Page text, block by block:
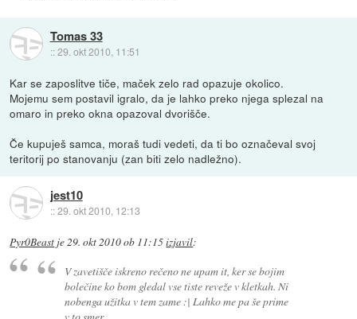
Tomas 33
::29. okt 2010, 11:51
Kar se zaposlitve tiče, maček zelo rad opazuje okolico.
Mojemu sem postavil igralo, da je lahko preko njega splezal na
omaro in preko okna opazoval dvorišče.
Če kupuješ samca, moraš tudi vedeti, da ti bo označeval svoj
teritorij po stanovanju (zan biti zelo nadležno).
jest10
::29. okt 2010, 12:13
Pyr0Beast je29. okt 2010 ob 11:15izjavil:
V zavetišče iskreno rečeno ne upam it, ker se bojim
bolečine ko bom gledal vse tiste reveže v kletkah. Ni
nobenga užitka v tem zame :| Lahko me pa še prime